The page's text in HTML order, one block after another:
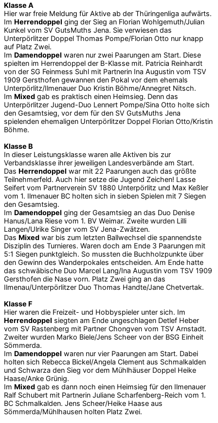
Klasse A
Hier war freie Meldung für Aktive ab der Thüringenliga aufwärts.
Im Herrendoppel ging der Sieg an Florian Wohlgemuth/Julian
Kunkel vom SV GutsMuths Jena. Sie verwiesen das
Unterpörlitzer Doppel Thomas Pompe/Florian Otto nur knapp
auf Platz Zwei.
Im Damendoppel waren nur zwei Paarungen am Start. Diese
spielten im Herrendoppel der B-Klasse mit. Patricia Reinhardt
von der SG Feinmess Suhl mit Partnerin Ina Augustin vom TSV
1909 Gersthofen gewannen den Pokal vor dem ehemals
Unterpörlitz/Ilmenauer Duo Kristin Böhme/Annegret Nitsch.
Im Mixed gab es praktisch einen Heimsieg. Denn das
Unterpörlitzer Jugend-Duo Lennert Pompe/Sina Otto holte sich
den Gesamtsieg, vor dem für den SV GutsMuths Jena
spielenden ehemaligen Unterpörlitzer Doppel Florian Otto/Kristin
Böhme.
Klasse B
In dieser Leistungsklasse waren alle Aktiven bis zur
Verbandsklasse ihrer jeweiligen Landesverbände am Start.
Das Herrendoppel war mit 22 Paarungen auch das größte
Teilnehmerfeld. Auch hier setze die Jugend Zeichen! Lasse
Seifert vom Partnerverein SV 1880 Unterpörlitz und Max Keßler
vom 1. Ilmenauer BC holten sich in sieben Spielen mit 7 Siegen
den Gesamtsieg.
Im Damendoppel ging der Gesamtsieg an das Duo Denise
Hanus/Lana Riese vom 1. BV Weimar. Zweite wurden Lilli
Langen/Ulrike Singer vom SV Jena-Zwätzen.
Das Mixed war bis zum letzten Ballwechsel die spannendste
Disziplin des Turnieres. Waren doch am Ende 3 Paarungen mit
5:1 Siegen punktgleich. So mussten die Buchholzpunkte über
den Gewinn des Wanderpokales entscheiden. Am Ende hatte
das schwäbische Duo Marcel Lang/Ina Augustin vom TSV 1909
Gersthofen die Nase vorn. Platz Zwei ging an das
Ilmenau/Unterpörlitzer Duo Thomas Handte/Jane Chetvertak.
Klasse F
Hier waren die Freizeit- und Hobbyspieler unter sich. Im
Herrendoppel siegten am Ende ungeschlagen Detlef Heber
vom SV Rastenberg mit Partner Chongven vom TSV Arnstadt.
Zweiter wurden Marko Biele/Jens Scheer von der BSG Einheit
Sömmerda.
Im Damendoppel waren nur vier Paarungen am Start. Dabei
holten sich Rebecca Bickel/Angela Clement aus Schmalkalden
und Schwarza den Sieg vor dem Mühlhäuser Doppel Heike
Haase/Anke Grünig.
Im Mixed gab es dann noch einen Heimsieg für den Ilmenauer
Ralf Schubert mit Partnerin Juliane Scharfenberg-Reich vom 1.
BC Schmalkalden. Jens Scheer/Heike Haase aus
Sömmerda/Mühlhausen holten Platz Zwei.